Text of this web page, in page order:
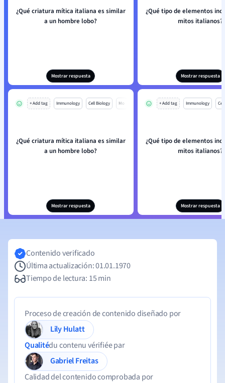
¿Qué criatura mítica italiana es similar
a un hombre lobo?
Mostrar respuesta
¿Qué tipo de elementos
mitos italianos?
Mostrar respuesta
+ Add tag Immunology Cell Biology Mo
¿Qué criatura mítica italiana es similar
a un hombre lobo?
Mostrar respuesta
+ Add tag Immunology
¿Qué tipo de elementos
mitos italianos?
Mostrar respuesta
Contenido verificado
Última actualización: 01.01.1970
Tiempo de lectura: 15 min
Proceso de creación de contenido diseñado por
Lily Hulatt
Qualitédu contenu vérifiée par
Gabriel Freitas
Calidad del contenido comprobada por